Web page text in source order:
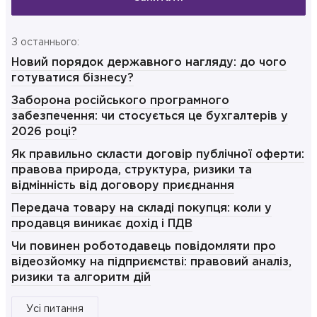
З останнього:
Новий порядок державного нагляду: до чого
готуватися бізнесу?
Заборона російського програмного
забезпечення: чи стосується це бухгалтерів у
2026 році?
Як правильно скласти договір публічної оферти:
правова природа, структура, ризики та
відмінність від договору приєднання
Передача товару на складі покупця: коли у
продавця виникає дохід і ПДВ
Чи повинен роботодавець повідомляти про
відеозйомку на підприємстві: правовий аналіз,
ризики та алгоритм дій
Усі питання